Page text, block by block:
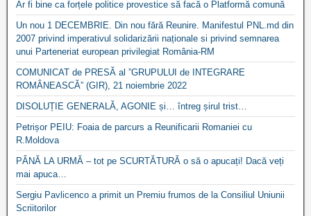
Ar fi bine ca forțele politice provestice să facă o Platformă comună
Un nou 1 DECEMBRIE. Din nou fără Reunire. Manifestul PNL.md din
2007 privind imperativul solidarizării naționale si privind semnarea
unui Parteneriat european privilegiat România-RM
COMUNICAT de PRESĂ al ”GRUPULUI de INTEGRARE
ROMÂNEASCĂ” (GIR), 21 noiembrie 2022
DISOLUȚIE GENERALĂ, AGONIE și… întreg șirul trist…
Petrișor PEIU: Foaia de parcurs a Reunificarii Romaniei cu
R.Moldova
PÂNĂ LA URMĂ – tot pe SCURTĂTURĂ o să o apucați! Dacă veți
mai apuca…
Sergiu Pavlicenco a primit un Premiu frumos de la Consiliul Uniunii
Scriitorilor